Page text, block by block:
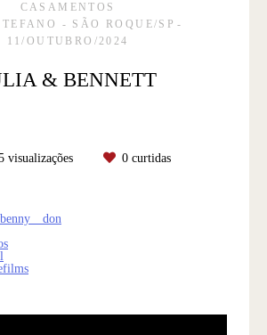
CASAMENTOS
- SÃO ROQUE/SP
11/OUTUBRO/2024
& BENNETT
visualizações 0curtidas